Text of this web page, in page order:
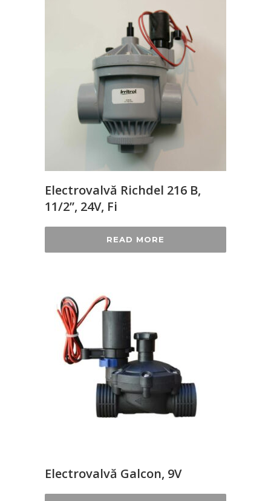
Electrovalvă Richdel 216 B,
11/2”, 24V, Fi
READ MORE
Electrovalvă Galcon, 9V